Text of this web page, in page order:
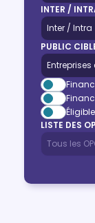
INTER /
PUBLIC
LISTE DES